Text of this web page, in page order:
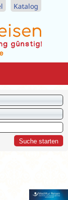
Katalog